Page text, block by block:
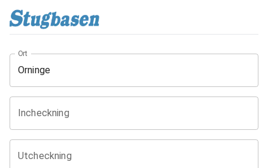
Ort
Incheckning
Utcheckning